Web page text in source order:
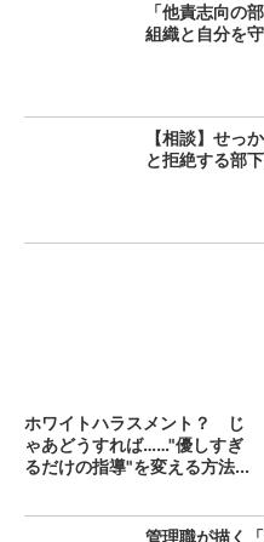
「他責志向の
組織と自分を
【相談】せっ
と拒絶する部
ホワイトハラスメント？ じ
ゃあどうすれば……"優しすぎ
るだけの指導"を変える方法...
管理職が描く